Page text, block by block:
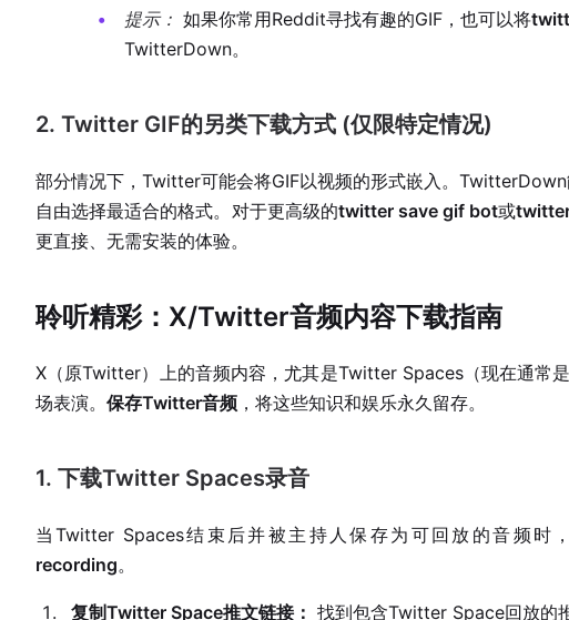
提示： 如果你常用Reddit寻找有趣的GIF，也可以将
TwitterDown。
2. Twitter GIF的另类下载方式 (仅限特定情况)
部分情况下，Twitter可能会将GIF以视频的形式嵌入。
自由选择最适合的格式。对于更高级的twitter save gif bot或
更直接、无需安装的体验。
聆听精彩：X/Twitter音频内容下载指南
X（原Twitter）上的音频内容，尤其是Twitter Spaces（现在通常
场表演。 保存Twitter音频 ，将这些知识和娱乐永久留存。
1. 下载Twitter Spaces录音
当Twitter Spaces结束后并被主持人保存为可回放的音频时
recording。
复制Twitter Space推文链接： 找到包含Twitter Space回放的